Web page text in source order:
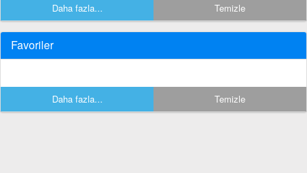
Daha fazla... Temizle
Favoriler
Daha fazla... Temizle